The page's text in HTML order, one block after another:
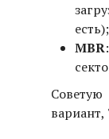
есть);
MBR
вариант,